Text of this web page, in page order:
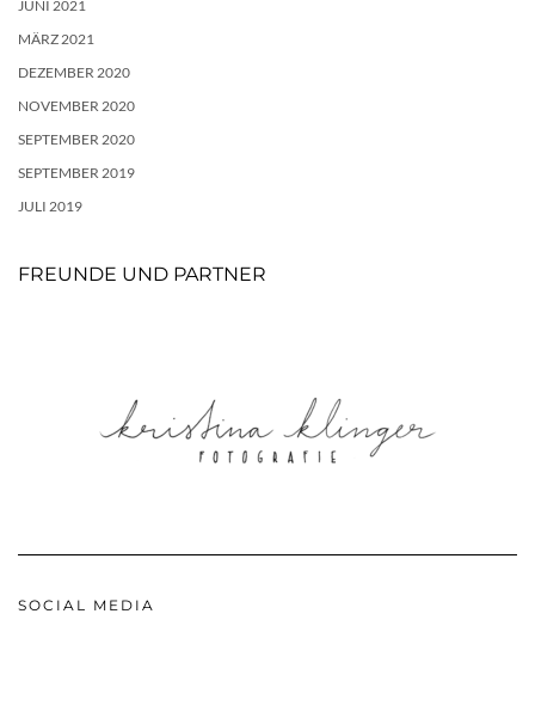
JUNI 2021
MÄRZ 2021
DEZEMBER 2020
NOVEMBER 2020
SEPTEMBER 2020
SEPTEMBER 2019
JULI 2019
FREUNDE UND PARTNER
SOCIAL MEDIA